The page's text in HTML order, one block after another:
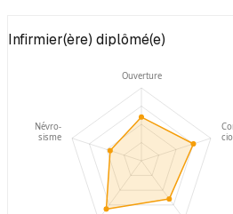
Infirmier(ère) diplômé(e)
Ouverture
Névro-
sisme